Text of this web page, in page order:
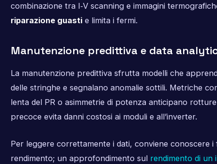
combinazione tra I‑V scanning e immagini
riparazione guastie limita i fermi.
Manutenzione predittiva e data
La manutenzione predittiva sfrutta modelli che
delle stringhe e segnalano anomalie sottili. Metriche
lenta del PR o asimmetrie di potenza anticipano rotture
precoce evita danni costosi ai moduli e all’inverter.
Per leggere correttamente i dati, conviene conoscere
rendimento; un approfondimento sul rendimento di